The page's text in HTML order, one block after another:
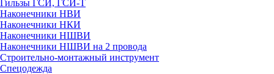
Гильзы ГСИ, ГСИ-Т
Наконечники НВИ
Наконечники НКИ
Наконечники НШВИ
Наконечники НШВИ на 2 провода
Строительно-монтажный инструмент
Спецодежда